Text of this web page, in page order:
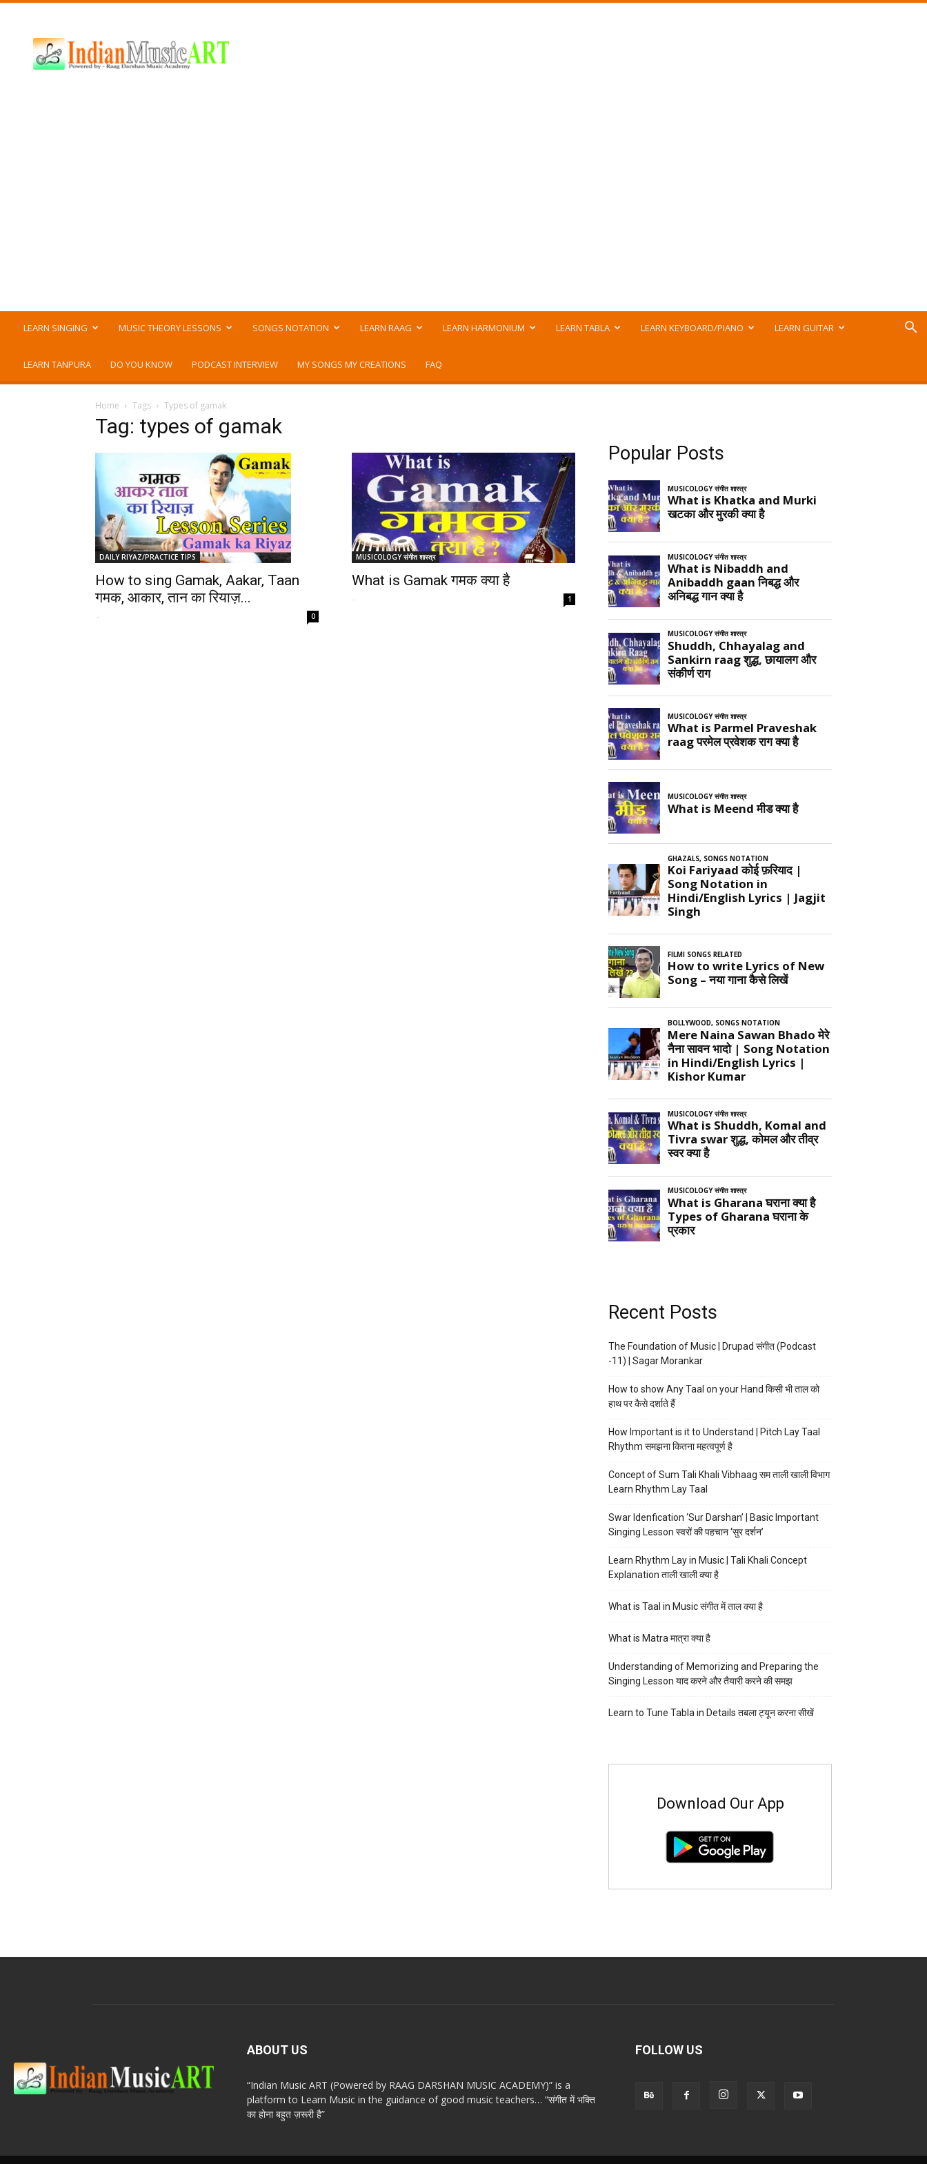
Music
ART
LEARN SINGING MUSIC THEORY LESSONS SONGS NOTATION LEARN RAAG LEARN HARMONIUM LEARN TABLA LEARN KEYBOARD/PIANO LEARN GUITAR
LEARN TANPURA DO YOU KNOW PODCAST INTERVIEW MY SONGS MY CREATIONS FAQ
Home Tags Types of gamak
Tag: types of gamak
DAILY RIYAZ/PRACTICE TIPS
How to sing Gamak, Aakar, Taan
गमक, आकार, तान का रियाज़...
- 0
MUSICOLOGY संगीत शास्त्र
What is Gamak गमक क्या है
- 1
Popular Posts
Recent Posts
The Foundation of Music | Drupad संगीत (Podcast
-11) | Sagar Morankar
How to show Any Taal on your Hand किसी भी ताल को
हाथ पर कैसे दर्शाते हैं
How Important is it to Understand | Pitch Lay Taal
Rhythm समझना कितना महत्वपूर्ण है
Concept of Sum Tali Khali Vibhaag सम ताली खाली विभाग
Learn Rhythm Lay Taal
Swar Idenfication ‘Sur Darshan’ | Basic Important
Singing Lesson स्वरों की पहचान ‘सुर दर्शन’
Learn Rhythm Lay in Music | Tali Khali Concept
Explanation ताली खाली क्या है
What is Taal in Music संगीत में ताल क्या है
What is Matra मात्रा क्या है
Understanding of Memorizing and Preparing the
Singing Lesson याद करने और तैयारी करने की समझ
Learn to Tune Tabla in Details तबला ट्यून करना सीखें
Download Our App
ABOUT US
“Indian Music ART (Powered by RAAG DARSHAN MUSIC ACADEMY)” is a
platform to Learn Music in the guidance of good music teachers… “संगीत में भक्ति
का होना बहुत ज़रूरी है”
FOLLOW US